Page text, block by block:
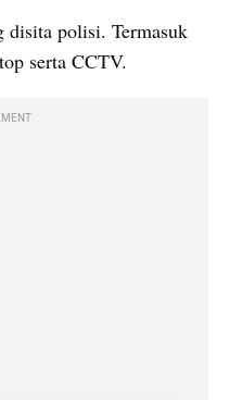
disita polisi. Termasuk
serta CCTV.